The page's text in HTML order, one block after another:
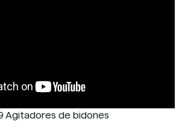
Agitadores de bidones